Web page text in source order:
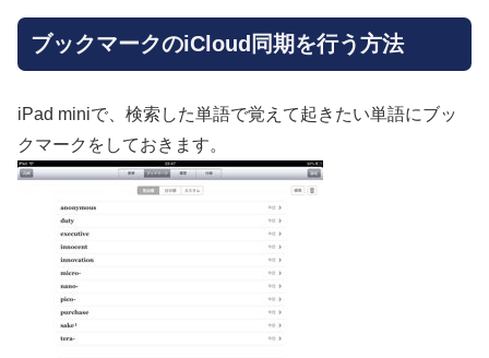
ブックマークのiCloud同期を行う方法
iPad miniで、検索した単語で覚えて起きたい単語にブッ
クマークをしておきます。